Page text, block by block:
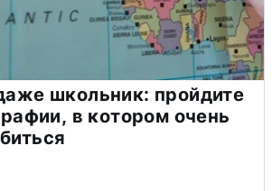
школьник: пройдите
в котором очень